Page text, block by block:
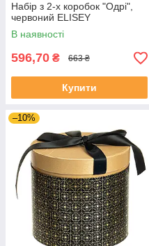
Набір з 2-х коробок "Одрі",
червоний ELISEY
В наявності
596,70 ₴ 663 ₴
Купити
–10%